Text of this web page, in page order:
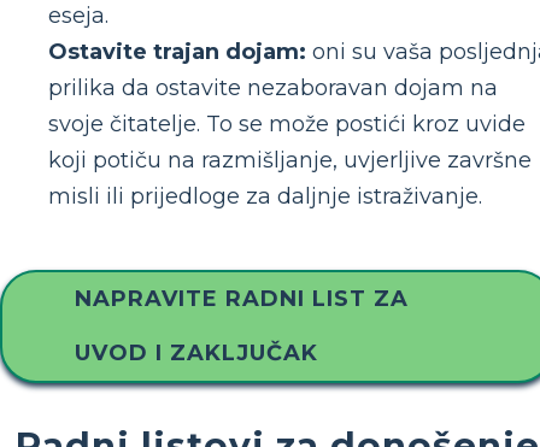
eseja.
Ostavite trajan dojam: oni su vaša
prilika da ostavite nezaboravan dojam na
svoje čitatelje. To se može postići kroz uvide
koji potiču na razmišljanje, uvjerljive završne
misli ili prijedloge za daljnje istraživanje.
NAPRAVITE RADNI LIST ZA
UVOD I ZAKLJUČAK